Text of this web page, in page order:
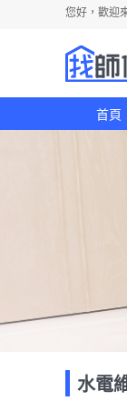
您好，歡迎
首頁
水電